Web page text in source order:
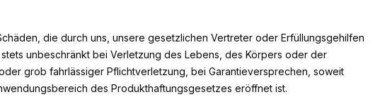
die durch uns, unsere gesetzlichen Vertreter oder Erfüllungsgehilfen
unbeschränkt bei Verletzung des Lebens, des Körpers oder der
grob fahrlässiger Pflichtverletzung, bei Garantieversprechen, soweit
des Produkthaftungsgesetzes eröffnet ist.